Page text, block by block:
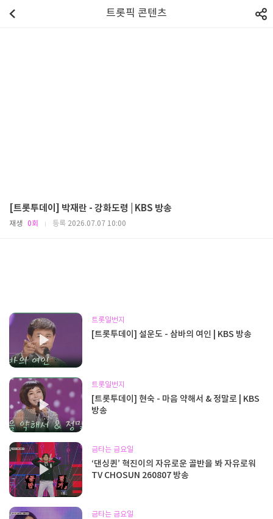
트롯픽 콘텐츠
[트롯투데이] 박재란 - 강화도령 | KBS 방송
재생 0회 | 등록 2026.07.07 10:00
트롯일번지
[트롯투데이] 설운도 - 삼바의 여인 | KBS 방송
트롯일번지
[트롯투데이] 현숙 - 마음 약해서 & 정말로 | KBS
방송
금타는 금요일
‘댄싱퀸’ 혁진이의 자유로운 골반을 봐 자유로워
TV CHOSUN 260807 방송
금타는 금요일